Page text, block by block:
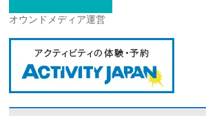
オウンドメディア運営